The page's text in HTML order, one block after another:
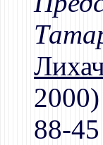
88-45